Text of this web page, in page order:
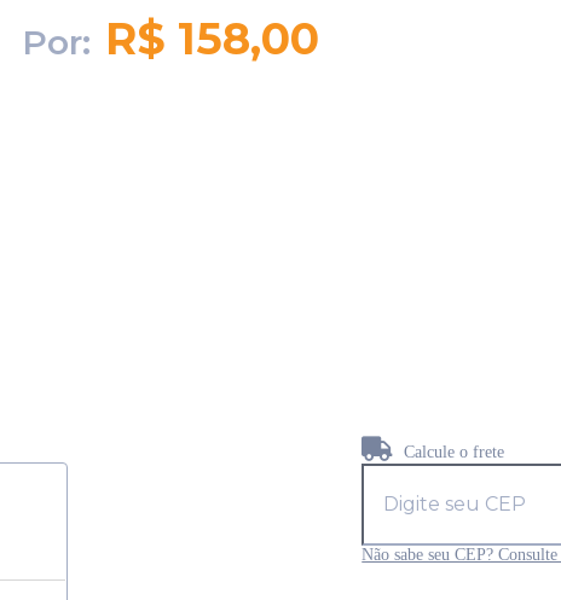
Por: R$ 158,00
Calcule o frete
Não sabe seu CEP?